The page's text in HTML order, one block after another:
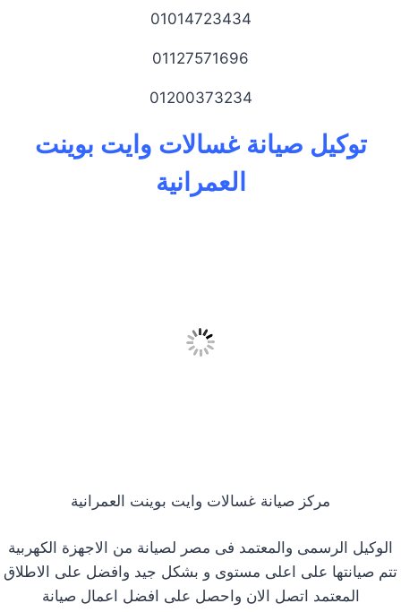
01014723434
01127571696
01200373234
توكيل صيانة غسالات وايت بوينت
العمرانية
مركز صيانة غسالات وايت بوينت العمرانية
الوكيل الرسمى والمعتمد فى مصر لصيانة من الاجهزة الكهربية
تتم صيانتها على اعلى مستوى و بشكل جيد وافضل على الاطلاق
المعتمد اتصل الان واحصل على افضل اعمال صيانة